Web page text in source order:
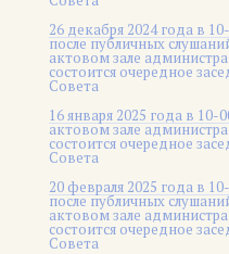
26 декабря 2024 года в
после публичных
актовом зале
состоится очередное
Совета
16 января 2025 года в 10-
актовом зале
состоится очередное
Совета
20 февраля 2025 года в
после публичных
актовом зале
состоится очередное
Совета